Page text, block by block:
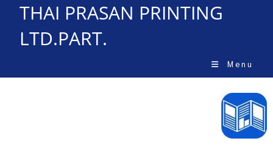
THAI PRASAN PRINTING
LTD.PART.
Menu